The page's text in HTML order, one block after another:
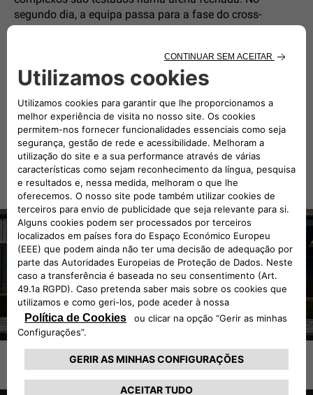
segundo dia, a equipa passa para a fase do cross-
cavaleiro têm de lidar com vários obstáculos na fase de
saltos de exibição. A cada ano, William Fox-Pitt e a sua
Jeep !
GALLERY
1 2 3